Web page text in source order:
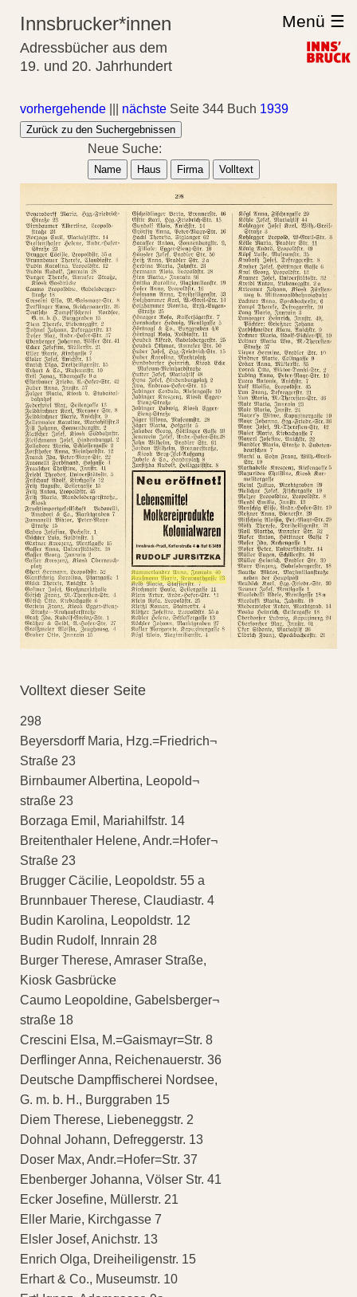
Innsbrucker*innen
Adressbücher aus dem
19. und 20. Jahrhundert
Menü ☰
vorhergehende nächste Seite 344 Buch 1939
Zurück zu den Suchergebnissen
Neue Suche:
Name Haus Firma Volltext
Volltext dieser Seite
298
Beyersdorff Maria, Hzg.=Friedrich¬
Straße 23
Birnbaumer Albertina, Leopold¬
straße 23
Borzaga Emil, Mariahilfstr. 14
Breitenthaler Helene, Andr.=Hofer¬
Straße 23
Brugger Cäcilie, Leopoldstr. 55 a
Brunnbauer Therese, Claudiastr. 4
Budin Karolina, Leopoldstr. 12
Budin Rudolf, Innrain 28
Burger Therese, Amraser Straße,
Kiosk Gasbrücke
Caumo Leopoldine, Gabelsberger¬
straße 18
Crescini Elsa, M.=Gaismayr=Str. 8
Derflinger Anna, Reichenauerstr. 36
Deutsche Dampffischerei Nordsee,
G. m. b. H., Burggraben 15
Diem Therese, Liebeneggstr. 2
Dohnal Johann, Defreggerstr. 13
Doser Max, Andr.=Hofer=Str. 37
Ebenberger Johanna, Völser Str. 41
Ecker Josefine, Müllerstr. 21
Eller Marie, Kirchgasse 7
Elsler Josef, Anichstr. 13
Enrich Olga, Dreiheiligenstr. 15
Erhart & Co., Museumstr. 10